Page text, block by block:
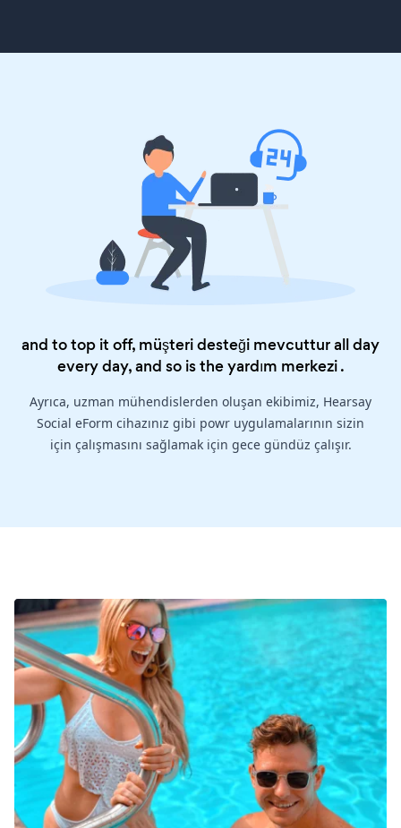
and to top it off, müşteri desteği mevcuttur all day
every day, and so is theyardım merkezi.
Ayrıca, uzman mühendislerden oluşan ekibimiz, Hearsay
Social eForm cihazınız gibi powr uygulamalarının sizin
için çalışmasını sağlamak için gece gündüz çalışır.